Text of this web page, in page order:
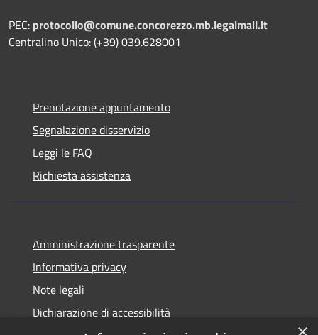
PEC: protocollo@comune.concorezzo.mb.legalmail.it
Centralino Unico: (+39) 039.628001
Prenotazione appuntamento
Segnalazione disservizio
Leggi le FAQ
Richiesta assistenza
Amministrazione trasparente
Informativa privacy
Note legali
Dichiarazione di accessibilità